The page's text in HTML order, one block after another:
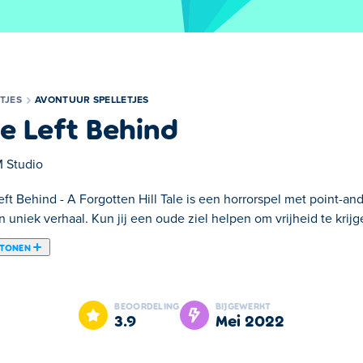
AVONTUUR SPELLETJES
Left Behind
Studio
Behind - A Forgotten Hill Tale is een horrorspel met point-
uniek verhaal. Kun jij een oude ziel helpen om vrijheid te
horrorspel met point-and-click-elementen, slim ontworpen
met een huiveringwekkend nieuw verhaal! Onderzoek je
die kunnen worden gebruikt om een ding op te lossen
BEOORDELING
3.9
BIJGEWERKT
mei 2022